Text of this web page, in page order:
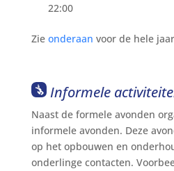
22:00
Zie onderaan voor de hele
Informele
Naast de formele avonden
informele avonden. Deze
op het opbouwen en
onderlinge contacten.